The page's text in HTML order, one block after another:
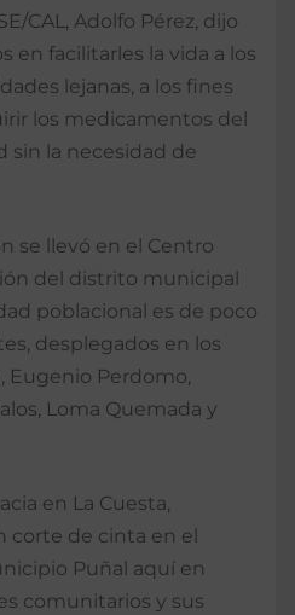
CAL, Adolfo Pérez, dijo
en facilitarles la vida a los
lejanas, a los fines
los medicamentos del
sin la necesidad de
se llevó en el Centro
del distrito municipal
poblacional es de poco
desplegados en los
Eugenio Perdomo,
Loma Quemada y
en La Cuesta,
corte de cinta en el
Puñal aquí en
comunitarios y sus